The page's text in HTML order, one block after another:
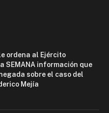
ordena al Ejército
SEMANA información que
sobre el caso del
Mejía